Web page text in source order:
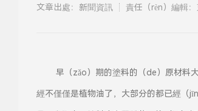
文章出處：新聞資訊 責任（rèn）編輯
早（zǎo）期的塗料的（de）原材料
經不僅僅是植物油了，大部分的都已經（